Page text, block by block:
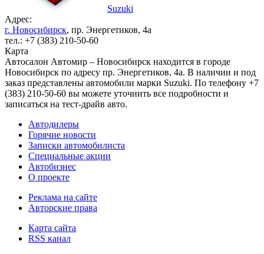
Suzuki
Адрес:
г. Новосибирск, пр. Энергетиков, 4а
тел.: +7 (383) 210-50-60
Карта
Автосалон Автомир – Новосибирск находится в городе
Новосибирск по адресу пр. Энергетиков, 4а. В наличии и под
заказ представлены автомобили марки Suzuki. По телефону +7
(383) 210-50-60 вы можете уточнить все подробности и
записаться на тест-драйв авто.
Автодилеры
Горячие новости
Записки автомобилиста
Специальные акции
Автобизнес
О проекте
Реклама на сайте
Авторские права
Карта сайта
RSS канал